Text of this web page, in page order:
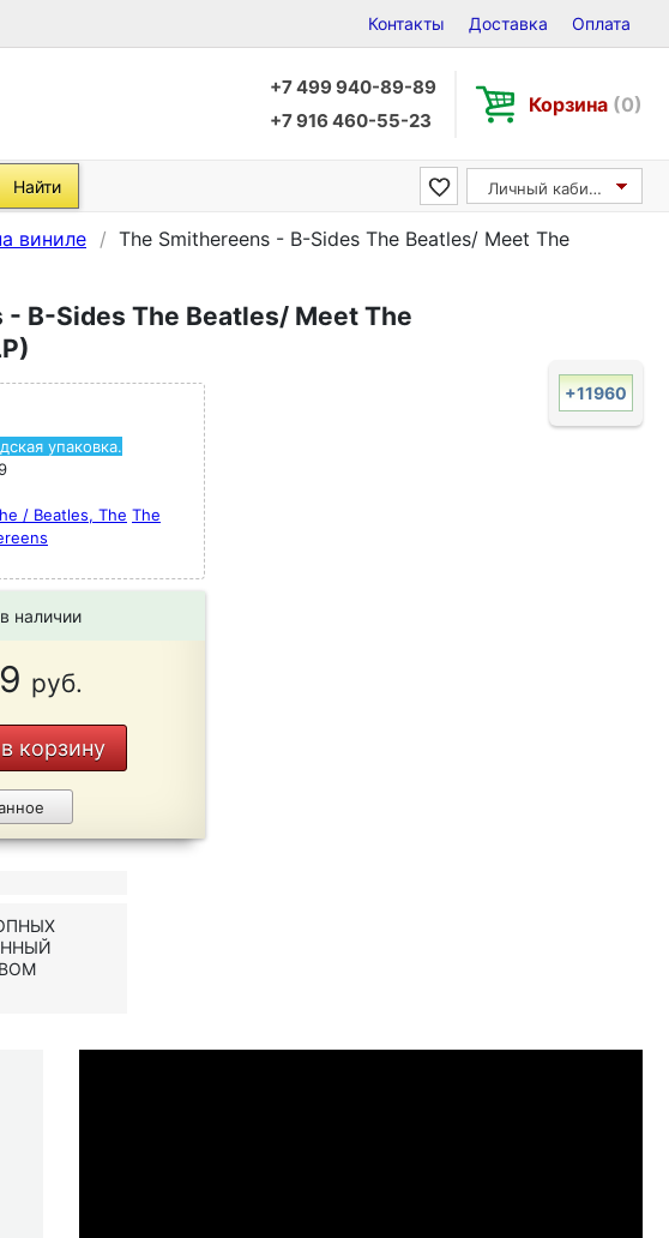
Контакты Доставка Оплата
+7 499 940-89-89
+7 916 460-55-23
Корзина (0)
Найти Личный кабинет
виниле
The Smithereens - B-Sides The Beatles/ Meet The
B-Sides The Beatles/ Meet The
упаковка.
/ Beatles, The The
наличии
руб.
корзину
+11960